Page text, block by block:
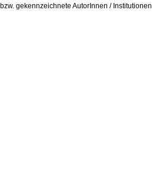
bzw. gekennzeichnete AutorInnen / Institutionen